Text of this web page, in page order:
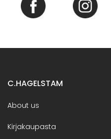
C.HAGELSTAM
About us
Kirjakaupasta